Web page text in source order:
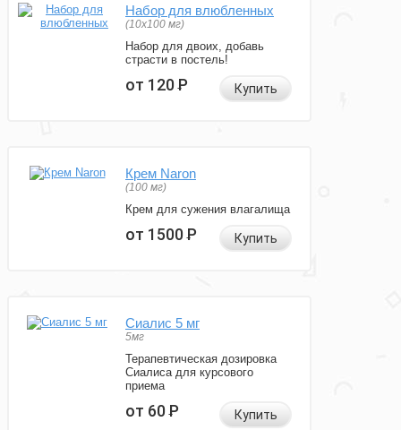
Набор для влюбленных
(10х100 мг)
Набор для двоих, добавь
страсти в постель!
от 120Р Купить
Крем Naron
(100 мг)
Крем для сужения влагалища
от 1500Р Купить
Сиалис 5 мг
5мг
Терапевтическая дозировка
Сиалиса для курсового
приема
от 60Р Купить